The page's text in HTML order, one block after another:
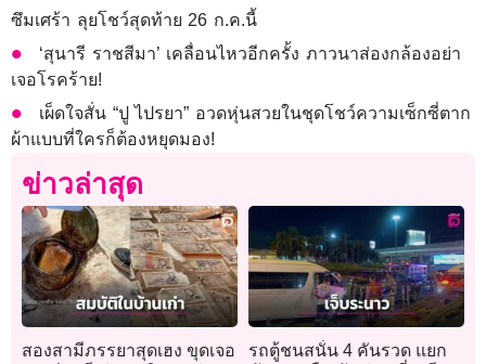
ซึมเศร้า ลุยโชว์สุดท้าย 26 ก.ค.นี้
‘สุนารี ราชสีมา’ เคลื่อนไหวอีกครั้ง ภาวนาส่องกล้องอย่า
เจอโรคร้าย!
เผ็ดใจสั่น “ปู ไปรยา” อวดหุ่นสวยในชุดโชว์ความเซ็กซี่ตาก
ผ้าแบบที่ใครก็ต้องหยุดมอง!
ข่าวล่าสุด
สองสามีภรรยาสุดเฮง ขุดเจอ
รถตู้ชนสนั่น 4 คันรวด แยก